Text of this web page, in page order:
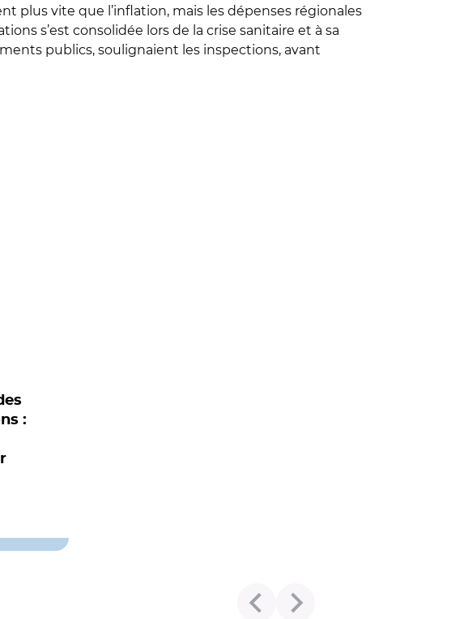
plus vite que l’inflation, mais les dépenses régionales
s’est consolidée lors de la crise sanitaire et à sa
publics, soulignaient les inspections, avant
: